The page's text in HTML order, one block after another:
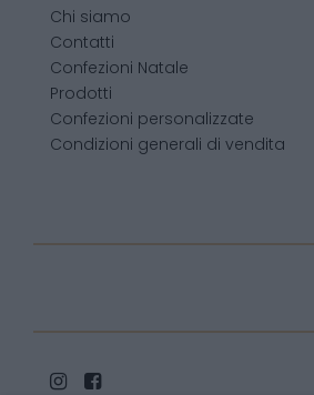
Chi siamo
Contatti
Confezioni Natale
Prodotti
Confezioni personalizzate
Condizioni generali di vendita